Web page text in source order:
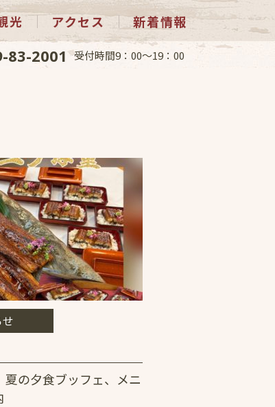
光 アクセス 新着情報
83-2001 受付時間9：00～19：00
夏の夕食ブッフェ、メニ